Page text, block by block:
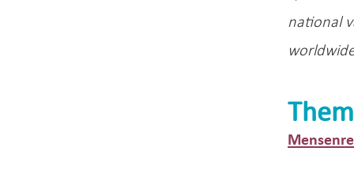
national